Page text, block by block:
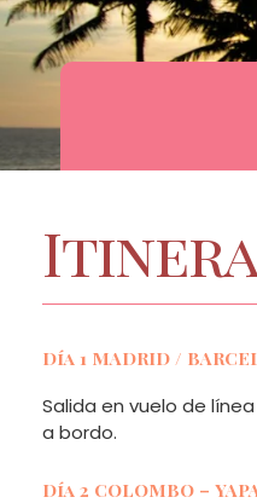
Día 1 MADRID /
Salida en vuelo de
a bordo.
Día 2 COLOMBO –